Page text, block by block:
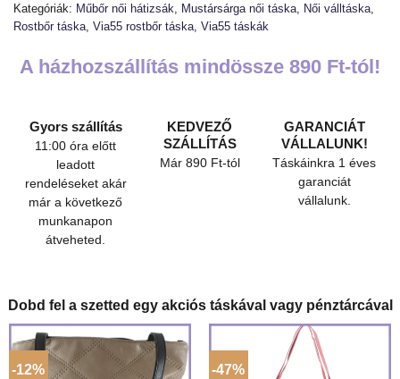
Kategóriák: Műbőr női hátizsák Mustársárga női táska Női válltáska
Rostbőr táska Via55 rostbőr táska Via55 táskák
A házhozszállítás mindössze 890 Ft-tól!
Gyors szállítás
11:00 óra előtt
leadott
rendeléseket akár
már a következő
munkanapon
átveheted.
KEDVEZŐ
SZÁLLÍTÁS
Már 890 Ft-tól
GARANCIÁT
VÁLLALUNK!
Táskáinkra 1 éves
garanciát
vállalunk.
Dobd fel a szetted egy akciós táskával vagy pénztárcával
-12% -47%